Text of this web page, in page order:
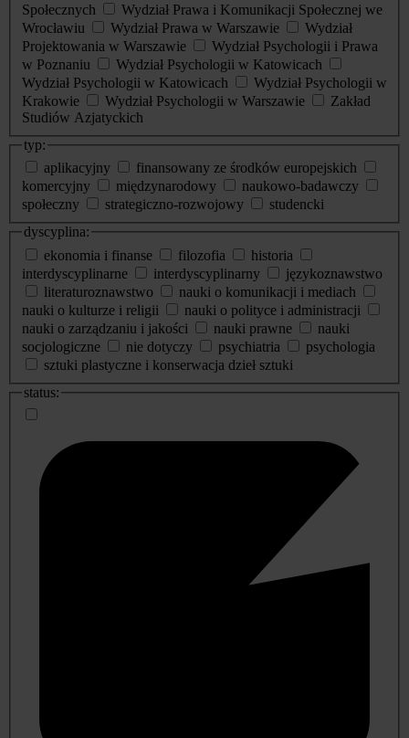
Społecznych
Wydział Prawa i Komunikacji Społecznej we
Wrocławiu
Wydział Prawa w Warszawie
Wydział
Projektowania w Warszawie
Wydział Psychologii i Prawa
w Poznaniu
Wydział Psychologii w Katowicach
Wydział Psychologii w Katowicach
Wydział Psychologii w
Krakowie
Wydział Psychologii w Warszawie
Zakład
Studiów Azjatyckich
typ:
aplikacyjny
finansowany ze środków europejskich
komercyjny
międzynarodowy
naukowo-badawczy
społeczny
strategiczno-rozwojowy
studencki
dyscyplina:
ekonomia i finanse
filozofia
historia
interdyscyplinarne
interdyscyplinarny
językoznawstwo
literaturoznawstwo
nauki o komunikacji i mediach
nauki o kulturze i religii
nauki o polityce i administracji
nauki o zarządzaniu i jakości
nauki prawne
nauki
socjologiczne
nie dotyczy psychiatria
psychologia
sztuki plastyczne i konserwacja dzieł sztuki
status: